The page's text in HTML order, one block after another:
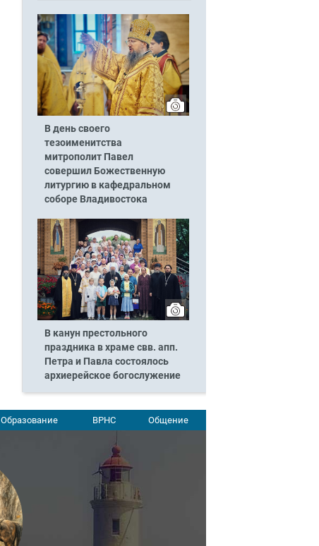
В день своего
тезоименитства
митрополит Павел
совершил Божественную
литургию в кафедральном
соборе Владивостока
В канун престольного
праздника в храме свв. апп.
Петра и Павла состоялось
архиерейское богослужение
Образование ВРНС Общение